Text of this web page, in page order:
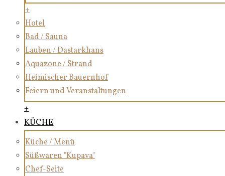
+
Hotel
Bad / Sauna
Lauben / Dastarkhans
Aquazone / Strand
Heimischer Bauernhof
Feiern und Veranstaltungen
+
KÜCHE
Küche / Menü
Süßwaren "Kupava"
Chef-Seite